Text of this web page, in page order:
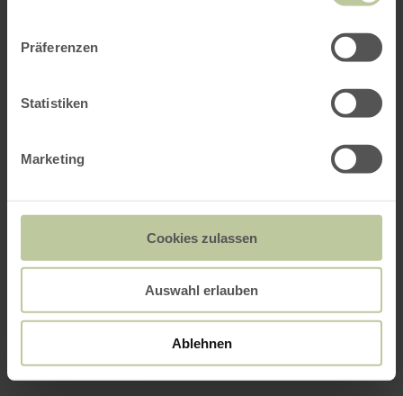
Präferenzen
Statistiken
Marketing
Cookies zulassen
Auswahl erlauben
Ablehnen